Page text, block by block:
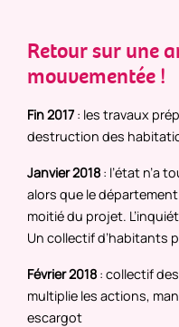
Retour sur une
mouvementée !
Fin 2017 : les travaux
destruction des
Janvier 2018 : l’état n’a
alors que le
moitié du projet.
Un collectif d’habitants
Février 2018 : collectif
multiplie les actions,
escargot